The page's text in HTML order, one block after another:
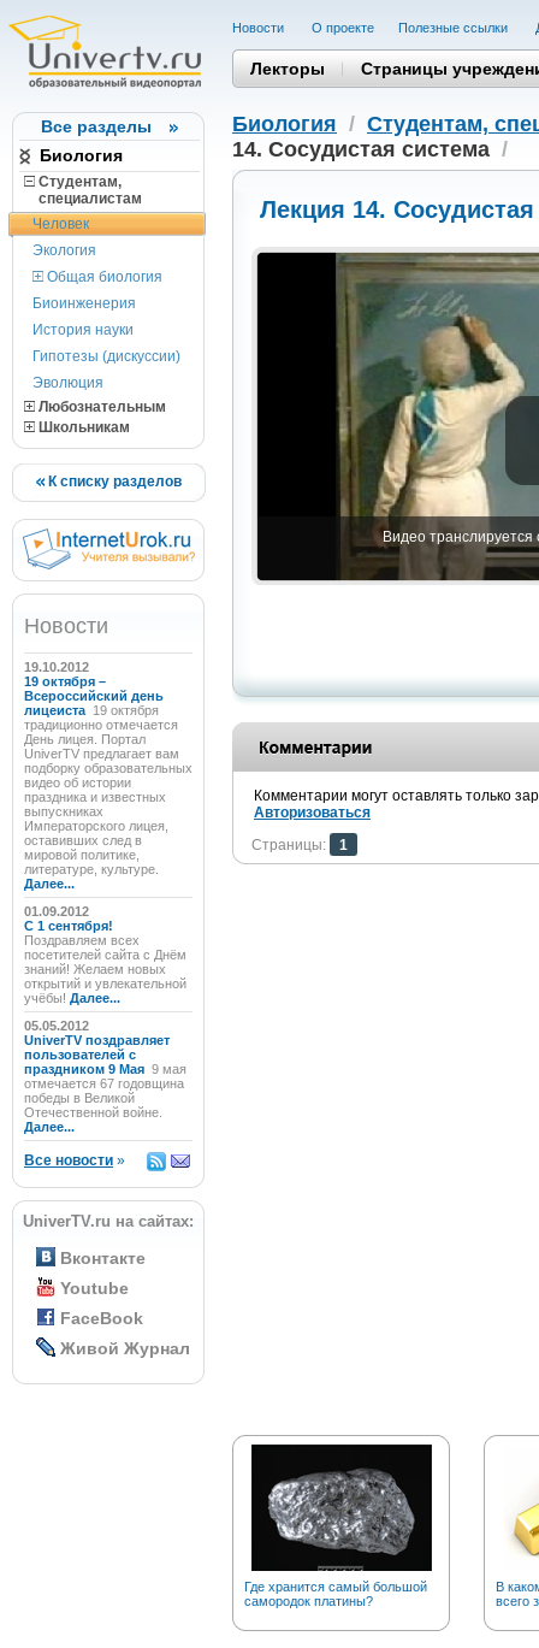
Все разделы
Биология
Студентам,
cпециалистам
Человек
Экология
Общая биология
Биоинженерия
История науки
Гипотезы (дискуссии)
Эволюция
Любознательным
Школьникам
К списку разделов
Новости
19.10.2012
19 октября –
Всероссийский день
лицеиста 19 октября
традиционно отмечается
День лицея. Портал
UniverTV предлагает вам
подборку образовательных
видео об истории
праздника и известных
выпускниках
Императорского лицея,
оставивших след в
мировой политике,
литературе, культуре.
Далее...
01.09.2012
C 1 сентября!
Поздравляем всех
посетителей сайта с Днём
знаний! Желаем новых
открытий и увлекательной
учёбы! Далее...
05.05.2012
UniverTV поздравляет
пользователей с
праздником 9 Мая 9 мая
отмечается 67 годовщина
победы в Великой
Отечественной войне.
Далее...
Все новости »
UniverTV.ru на сайтах:
Вконтакте
Youtube
FaceBook
Живой Журнал
Новости О проекте Полезные cсылки
Лекторы Страницы
Биология / Студентам,
14. Сосудистая система /
Лекция 14.
Видео транслируется
Комментарии могут оставлять только
Авторизоваться
Страницы:
1
Где хранится самый большой
самородок платины?
В
всего